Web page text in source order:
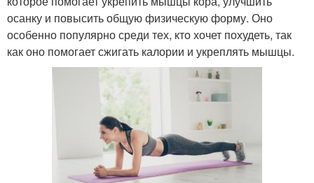
осанку и повысить общую физическую форму. Оно
особенно популярно среди тех, кто хочет похудеть, так
как оно помогает сжигать калории и укреплять мышцы.